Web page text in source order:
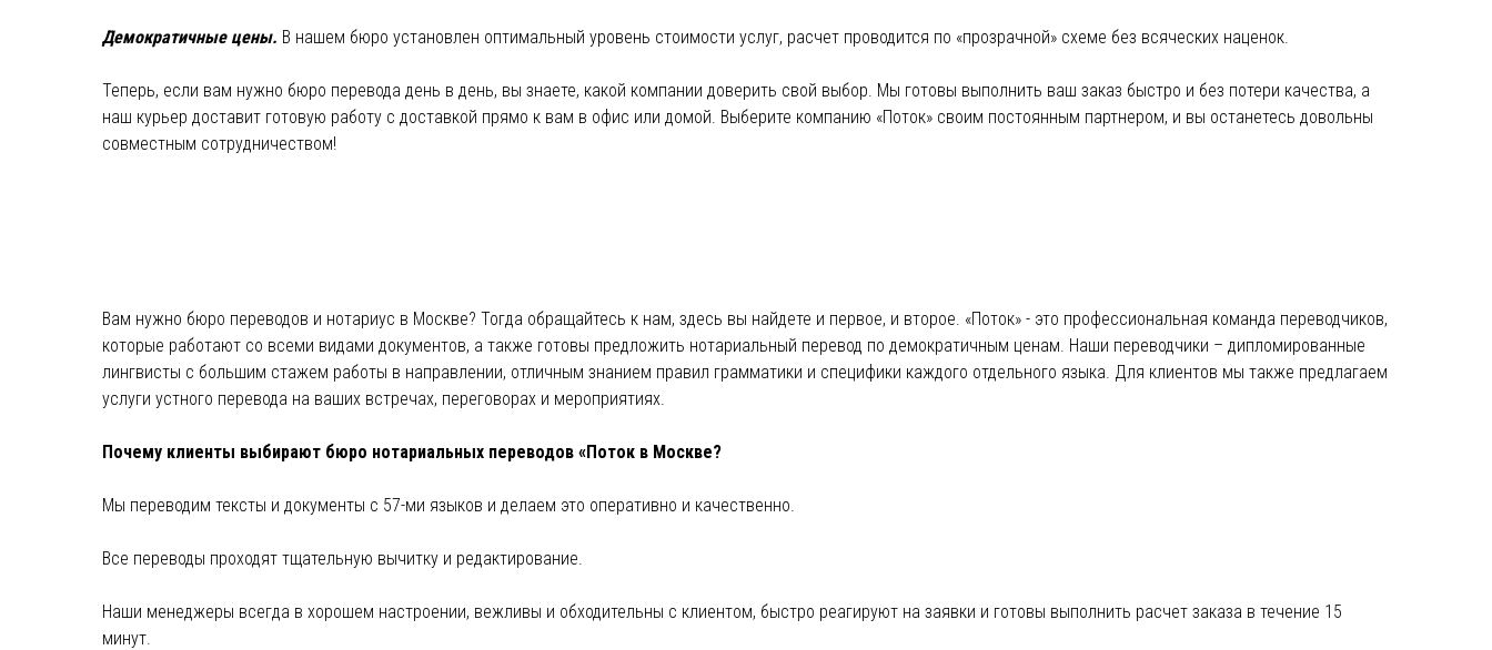
Демократичные цены. В нашем бюро установлен оптимальный уровень стоимости услуг, расчет проводится по «прозрачной» схеме без всяческих наценок.
Теперь, если вам нужно бюро перевода день в день, вы знаете, какой компании доверить свой выбор. Мы готовы выполнить ваш заказ быстро и без потери качества, а
наш курьер доставит готовую работу с доставкой прямо к вам в офис или домой. Выберите компанию «Поток» своим постоянным партнером, и вы останетесь довольны
совместным сотрудничеством!
Вам нужно бюро переводов и нотариус в Москве? Тогда обращайтесь к нам, здесь вы найдете и первое, и второе. «Поток» - это профессиональная команда переводчиков,
которые работают со всеми видами документов, а также готовы предложить нотариальный перевод по демократичным ценам. Наши переводчики – дипломированные
лингвисты с большим стажем работы в направлении, отличным знанием правил грамматики и специфики каждого отдельного языка. Для клиентов мы также предлагаем
услуги устного перевода на ваших встречах, переговорах и мероприятиях.
Почему клиенты выбирают бюро нотариальных переводов «Поток в Москве?
Мы переводим тексты и документы с 57-ми языков и делаем это оперативно и качественно.
Все переводы проходят тщательную вычитку и редактирование.
Наши менеджеры всегда в хорошем настроении, вежливы и обходительны с клиентом, быстро реагируют на заявки и готовы выполнить расчет заказа в течение 15
минут.